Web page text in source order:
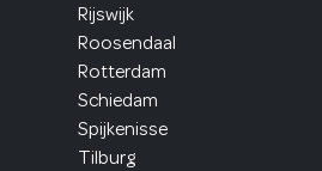
Rijswijk
Roosendaal
Rotterdam
Schiedam
Spijkenisse
Tilburg